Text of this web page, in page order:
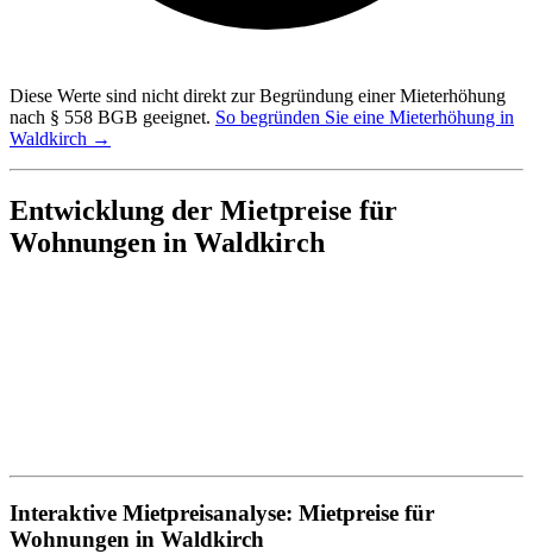
Diese Werte sind nicht direkt zur Begründung einer Mieterhöhung
nach § 558 BGB geeignet. So begründen Sie eine Mieterhöhung in
Waldkirch →
Entwicklung der Mietpreise für
Wohnungen in Waldkirch
Interaktive Mietpreisanalyse: Mietpreise für
Wohnungen in Waldkirch